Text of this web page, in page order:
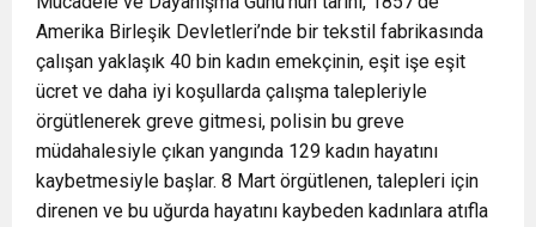
Amerika Birleşik Devletleri’nde bir tekstil fabrikasında
çalışan yaklaşık 40 bin kadın emekçinin, eşit işe eşit
ücret ve daha iyi koşullarda çalışma talepleriyle
örgütlenerek greve gitmesi, polisin bu greve
müdahalesiyle çıkan yangında 129 kadın hayatını
kaybetmesiyle başlar. 8 Mart örgütlenen, talepleri için
direnen ve bu uğurda hayatını kaybeden kadınlara atıfla